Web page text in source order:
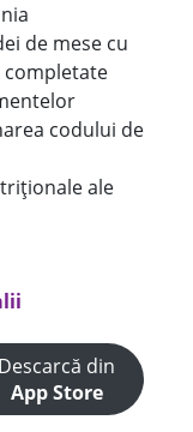
de mese cu
codului de
ale
Descarcă din
App Store